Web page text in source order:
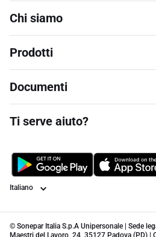
Chi siamo
Prodotti
Documenti
Ti serve aiuto?
Lingua
© Sonepar Italia S.p.A Unipersonale | Sede
Maestri del Lavoro, 24, 35127 Padova (PD) |